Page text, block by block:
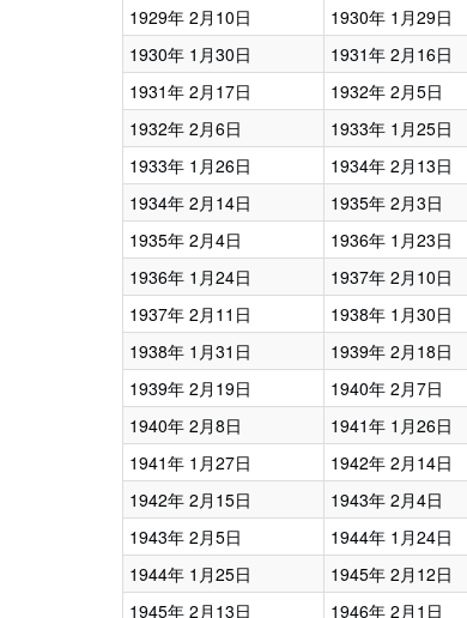
1929年 2月10日
1930年 1月29日
1930年 1月30日
1931年 2月16日
1931年 2月17日
1932年 2月5日
1932年 2月6日
1933年 1月25日
1933年 1月26日
1934年 2月13日
1934年 2月14日
1935年 2月3日
1935年 2月4日
1936年 1月23日
1936年 1月24日
1937年 2月10日
1937年 2月11日
1938年 1月30日
1938年 1月31日
1939年 2月18日
1939年 2月19日
1940年 2月7日
1940年 2月8日
1941年 1月26日
1941年 1月27日
1942年 2月14日
1942年 2月15日
1943年 2月4日
1943年 2月5日
1944年 1月24日
1944年 1月25日
1945年 2月12日
1945年 2月13日
1946年 2月1日